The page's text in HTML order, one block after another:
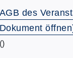
AGB des
Dokument
()